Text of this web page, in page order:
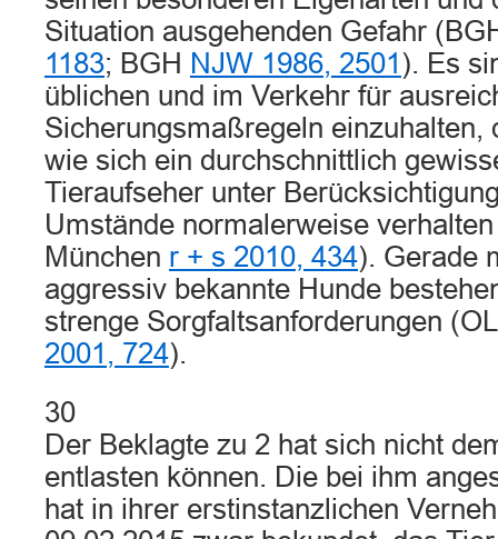
Situation ausgehenden Gefahr
1183; BGH NJW 1986, 2501 ). Es
üblichen und im Verkehr für
Sicherungsmaßregeln einzuhalten,
wie sich ein durchschnittlich
Tieraufseher unter
Umstände normalerweise
München r + s 2010, 434). Gerade
aggressiv bekannte Hunde
strenge Sorgfaltsanforderungen
2001, 724).
30
Der Beklagte zu 2 hat sich nicht
entlasten können. Die bei ihm
hat in ihrer erstinstanzlichen